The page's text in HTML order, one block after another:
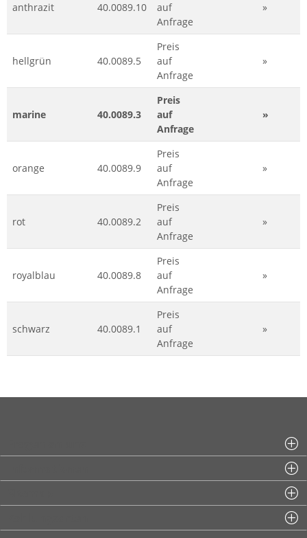
anthrazit 40.0089.10
auf
Anfrage
»
hellgrün 40.0089.5
Preis
auf
Anfrage
»
marine 40.0089.3
Preis
auf
Anfrage
»
orange 40.0089.9
Preis
auf
Anfrage
»
rot 40.0089.2
Preis
auf
Anfrage
»
royalblau 40.0089.8
Preis
auf
Anfrage
»
schwarz 40.0089.1
Preis
auf
Anfrage
»